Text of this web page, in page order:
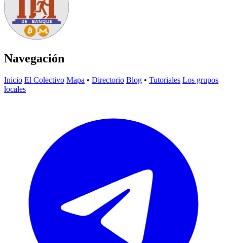
Navegación
Inicio El Colectivo Mapa • Directorio Blog • Tutoriales Los grupos
locales